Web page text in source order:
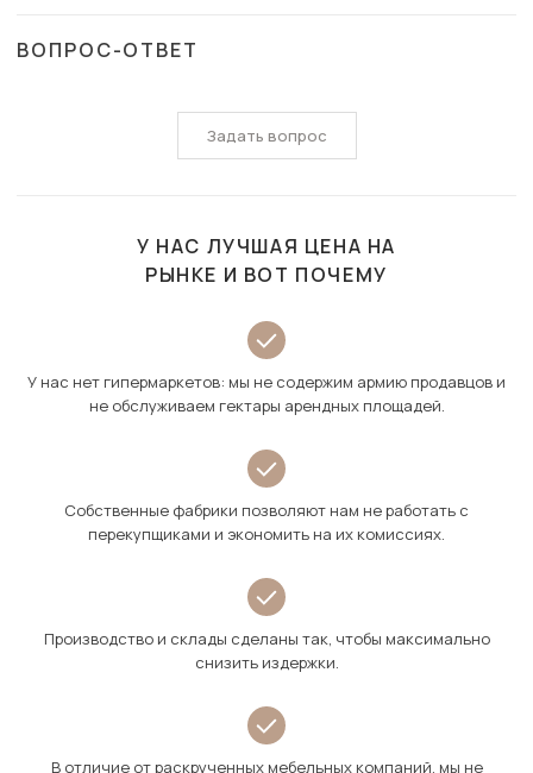
ВОПРОС-ОТВЕТ
Задать вопрос
У НАС ЛУЧШАЯ ЦЕНА НА
РЫНКЕ И ВОТ ПОЧЕМУ
У нас нет гипермаркетов: мы не содержим армию продавцов и
не обслуживаем гектары арендных площадей.
Собственные фабрики позволяют нам не работать с
перекупщиками и экономить на их комиссиях.
Производство и склады сделаны так, чтобы максимально
снизить издержки.
В отличие от раскрученных мебельных компаний, мы не